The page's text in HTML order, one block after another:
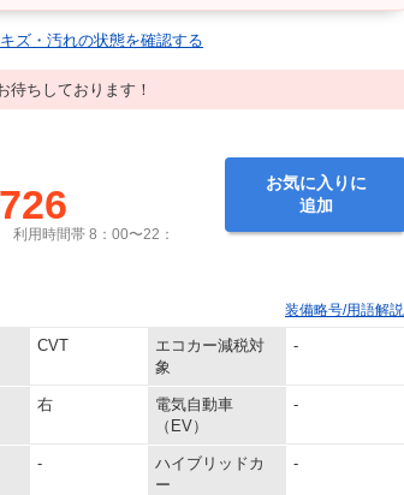
ズ・汚れの状態を確認する
待ちしております！
利用時間帯 8：00〜22：
お気に入りに
追加
装備略号/用語解説
CVT
エコカー減税対
象
-
右
電気自動車
（EV）
-
-
ハイブリッドカ
ー
-